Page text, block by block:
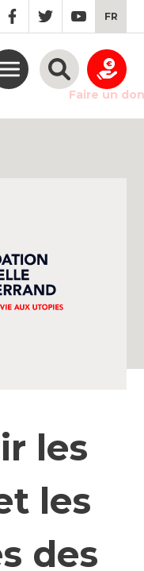
FR
Faire un don
les
les
des